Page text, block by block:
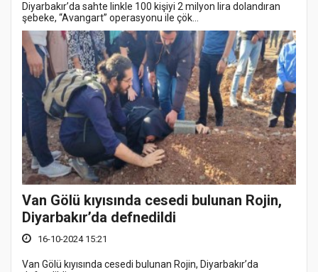
Diyarbakır’da sahte linkle 100 kişiyi 2 milyon lira dolandıran
şebeke, “Avangart” operasyonu ile çök...
Van Gölü kıyısında cesedi bulunan Rojin,
Diyarbakır’da defnedildi
16-10-2024 15:21
Van Gölü kıyısında cesedi bulunan Rojin, Diyarbakır’da